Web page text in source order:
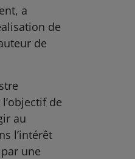
a
de
de
de
au
l’intérêt
une